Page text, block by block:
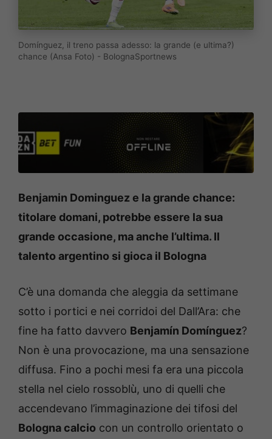
Domínguez, il treno passa adesso: la grande (e ultima?)
chance (Ansa Foto) - BolognaSportnews
Benjamin Dominguez e la grande chance:
titolare domani, potrebbe essere la sua
grande occasione, ma anche l’ultima. Il
talento argentino si gioca il Bologna
C’è una domanda che aleggia da settimane
sotto i portici e nei corridoi del Dall’Ara: che
fine ha fatto davvero Benjamín Domínguez?
Non è una provocazione, ma una sensazione
diffusa. Fino a pochi mesi fa era una piccola
stella nel cielo rossoblù, uno di quelli che
accendevano l’immaginazione dei tifosi del
Bologna calcio con un controllo orientato o